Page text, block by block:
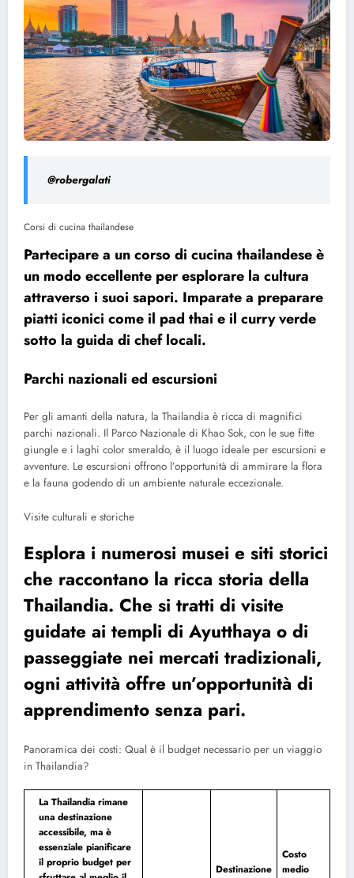
@robergalati
Corsi di cucina thailandese
Partecipare a un corso di cucina thailandese è
un modo eccellente per esplorare la cultura
attraverso i suoi sapori. Imparate a preparare
piatti iconici come il pad thai e il curry verde
sotto la guida di chef locali.
Parchi nazionali ed escursioni
Per gli amanti della natura, la Thailandia è ricca di magnifici
parchi nazionali. Il Parco Nazionale di Khao Sok, con le sue fitte
giungle e i laghi color smeraldo, è il luogo ideale per escursioni e
avventure. Le escursioni offrono l’opportunità di ammirare la flora
e la fauna godendo di un ambiente naturale eccezionale.
Visite culturali e storiche
Esplora i numerosi musei e siti storici
che raccontano la ricca storia della
Thailandia. Che si tratti di visite
guidate ai templi di Ayutthaya o di
passeggiate nei mercati tradizionali,
ogni attività offre un’opportunità di
apprendimento senza pari.
Panoramica dei costi: Qual è il budget necessario per un viaggio
in Thailandia?
La Thailandia rimane
una destinazione
accessibile, ma è
essenziale pianificare
il proprio budget per
Destinazione
Costo
medio